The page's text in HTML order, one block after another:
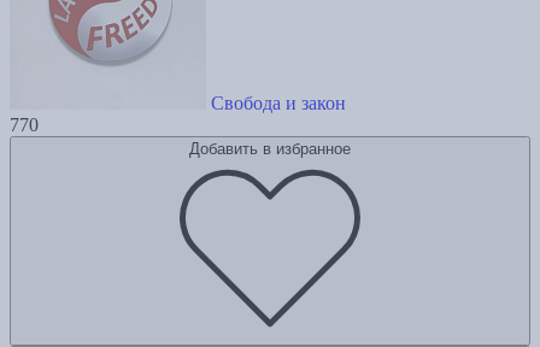
Свобода и закон
770
Добавить в избранное